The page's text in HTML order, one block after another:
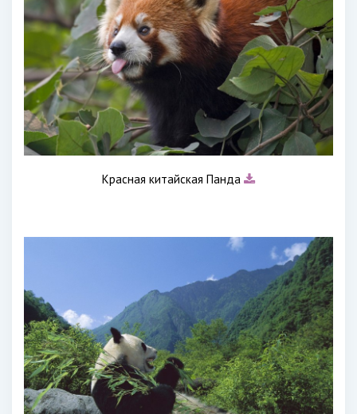
Красная китайская Панда